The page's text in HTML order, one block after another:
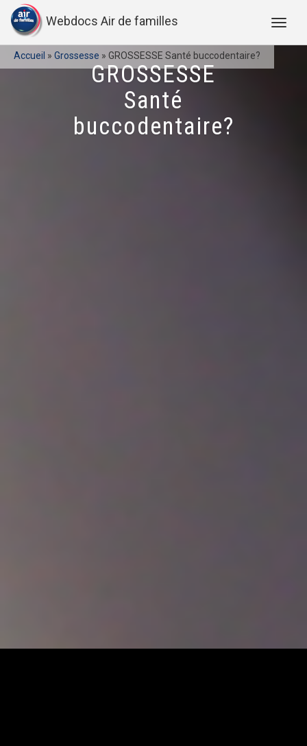
Webdocs Air de familles
Accueil » Grossesse » GROSSESSE Santé buccodentaire?
GROSSESSE
Santé
buccodentaire?